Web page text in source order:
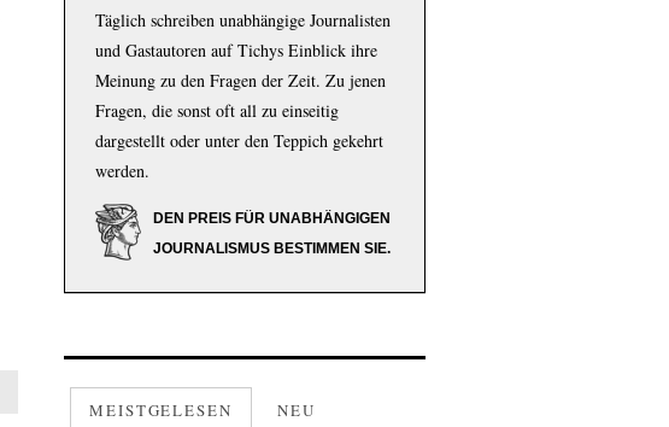
Täglich schreiben unabhängige Journalisten
und Gastautoren auf Tichys Einblick ihre
Meinung zu den Fragen der Zeit. Zu jenen
Fragen, die sonst oft all zu einseitig
dargestellt oder unter den Teppich gekehrt
werden.
DEN PREIS FÜR UNABHÄNGIGEN
JOURNALISMUS BESTIMMEN SIE.
MEISTGELESEN NEU